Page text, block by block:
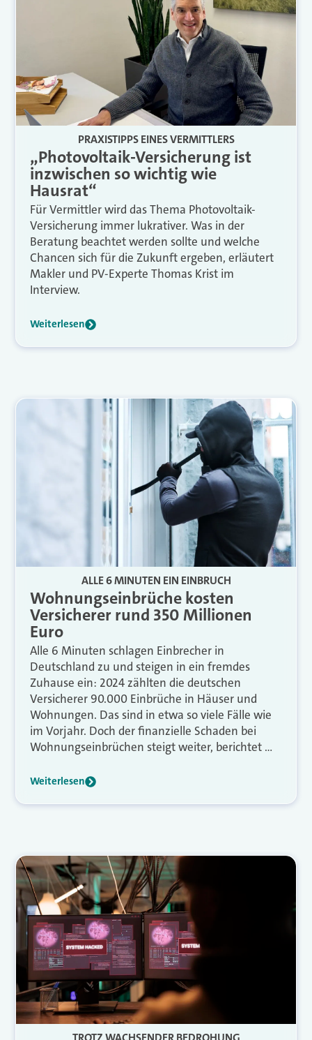
PRAXISTIPPS EINES VERMITTLERS
„Photovoltaik-Versicherung ist
inzwischen so wichtig wie
Hausrat“
Für Vermittler wird das Thema Photovoltaik-
Versicherung immer lukrativer. Was in der
Beratung beachtet werden sollte und welche
Chancen sich für die Zukunft ergeben, erläutert
Makler und PV-Experte Thomas Krist im
Interview.
Weiterlesen
ALLE 6 MINUTEN EIN EINBRUCH
Wohnungseinbrüche kosten
Versicherer rund 350 Millionen
Euro
Alle 6 Minuten schlagen Einbrecher in
Deutschland zu und steigen in ein fremdes
Zuhause ein: 2024 zählten die deutschen
Versicherer 90.000 Einbrüche in Häuser und
Wohnungen. Das sind in etwa so viele Fälle wie
im Vorjahr. Doch der finanzielle Schaden bei
Wohnungseinbrüchen steigt weiter, berichtet …
Weiterlesen